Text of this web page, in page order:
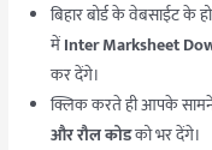
बिहार बोर्ड के वेबसाईट
मेंInter Marksheet
कर देंगे।
क्लिक करते ही आपके
और रौल कोडको भर देंगे।